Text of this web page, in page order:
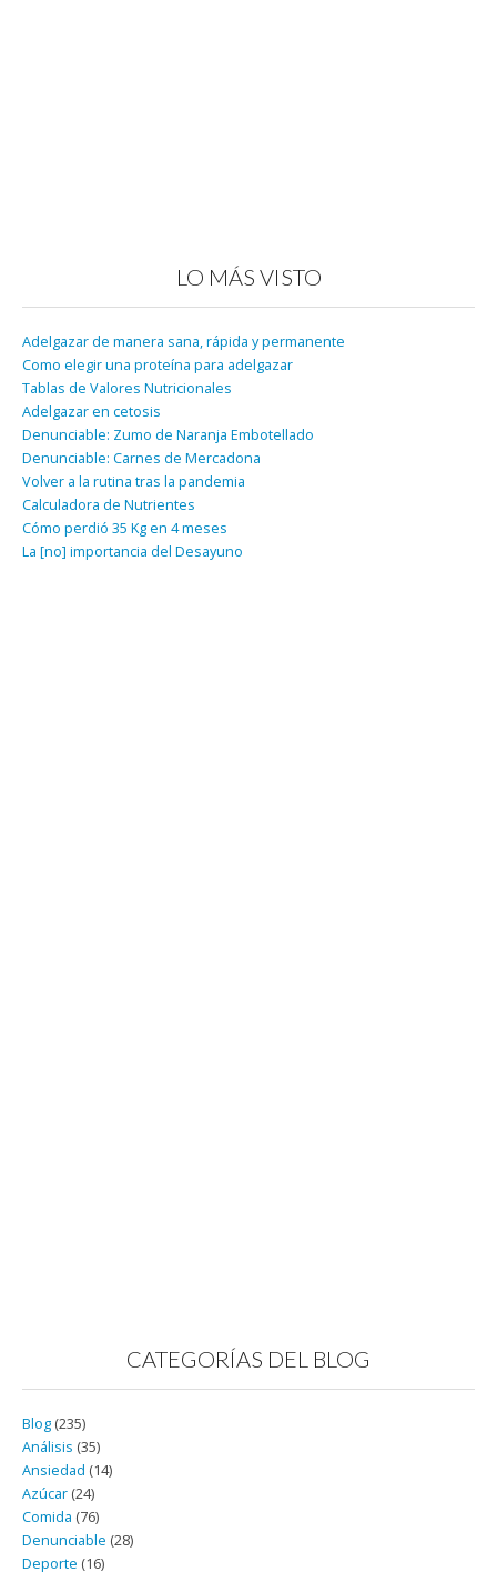
LO MÁS VISTO
Adelgazar de manera sana, rápida y permanente
Como elegir una proteína para adelgazar
Tablas de Valores Nutricionales
Adelgazar en cetosis
Denunciable: Zumo de Naranja Embotellado
Denunciable: Carnes de Mercadona
Volver a la rutina tras la pandemia
Calculadora de Nutrientes
Cómo perdió 35 Kg en 4 meses
La [no] importancia del Desayuno
CATEGORÍAS DEL BLOG
Blog (235)
Análisis (35)
Ansiedad (14)
Azúcar (24)
Comida (76)
Denunciable (28)
Deporte (16)